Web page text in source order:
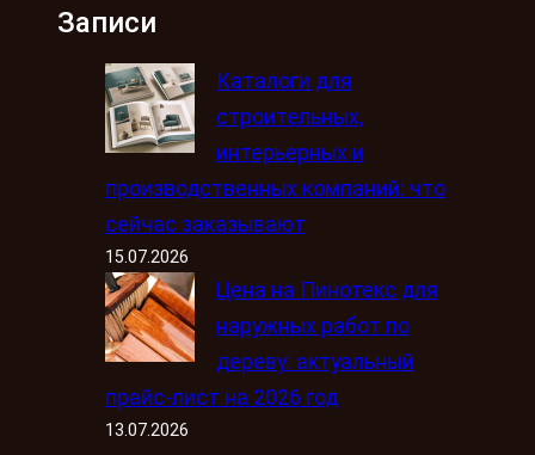
Записи
Каталоги для
строительных,
интерьерных и
производственных компаний: что
сейчас заказывают
15.07.2026
Цена на Пинотекс для
наружных работ по
дереву: актуальный
прайс-лист на 2026 год
13.07.2026